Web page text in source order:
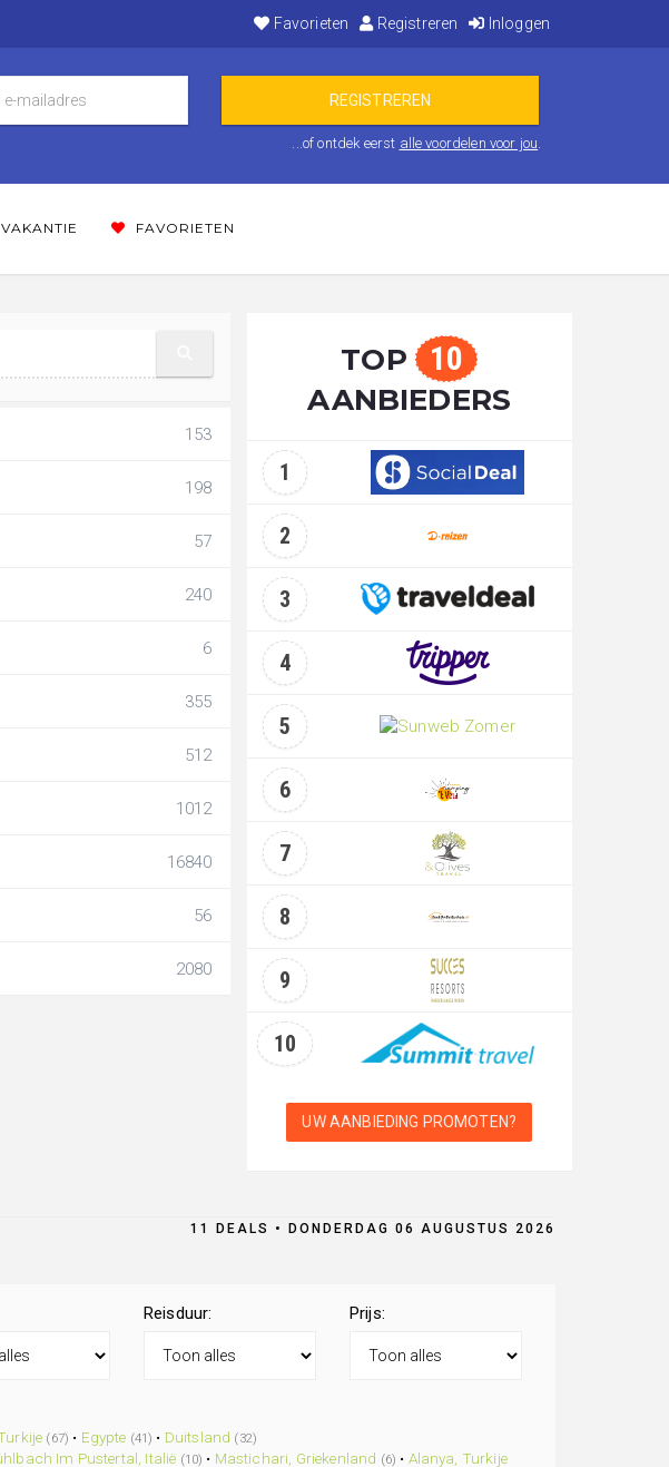
Favorieten Registreren Inloggen
...of ontdek eerst alle voordelen voor jou.
VAKANTIE FAVORIETEN
153
198
57
240
6
355
512
1012
16840
56
2080
TOP 10
AANBIEDERS
1
2
3
4
5
6
7
8
9
10
UW AANBIEDING PROMOTEN?
11 DEALS • DONDERDAG 06 AUGUSTUS 2026
Reisduur: Prijs:
(67) • Egypte (41) • Duitsland (32)
Im Pustertal, Italië (10) • Mastichari, Griekenland (6) • Alanya, Turkije